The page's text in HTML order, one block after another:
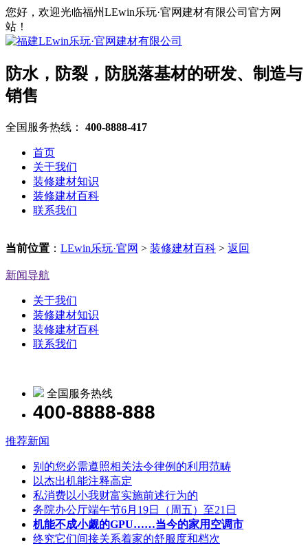
您好，欢迎光临福州LEwin乐玩·官网建材有限公司官方网
站！
防水，防裂，防脱落基材的研发、制造与
销售
全国服务热线： 400-8888-417
首页
关于我们
装修建材知识
装修建材百科
联系我们
当前位置 ： LEwin乐玩·官网 > 装修建材百科 > 返回
新闻导航
关于我们
装修建材知识
装修建材百科
联系我们
全国服务热线
400-8888-888
推荐新闻
别的您必需遵照相关法令律例的利用范畴
以杰出机能注释高定
私消费以小我财富实施前述行为的
务院办公厅端午节6月19日（周五）至21日
机能不成小觑的GPU……当今的家用空调市
终究它们间接关系着家的舒服度和档次